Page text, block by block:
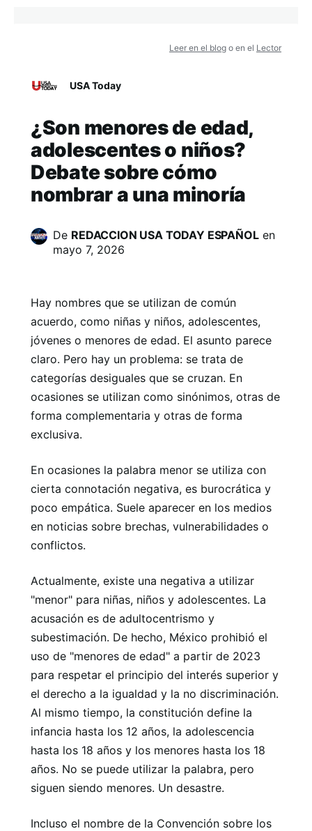
Leer en el blog o en el Lector
USA Today
¿Son menores de edad,
adolescentes o niños?
Debate sobre cómo
nombrar a una minoría
De REDACCION USA TODAY ESPAÑOLen
mayo 7, 2026
Hay nombres que se utilizan de común
acuerdo, como niñas y niños, adolescentes,
jóvenes o menores de edad. El asunto parece
claro. Pero hay un problema: se trata de
categorías desiguales que se cruzan. En
ocasiones se utilizan como sinónimos, otras de
forma complementaria y otras de forma
exclusiva.
En ocasiones la palabra menor se utiliza con
cierta connotación negativa, es burocrática y
poco empática. Suele aparecer en los medios
en noticias sobre brechas, vulnerabilidades o
conflictos.
Actualmente, existe una negativa a utilizar
"menor" para niñas, niños y adolescentes. La
acusación es de adultocentrismo y
subestimación. De hecho, México prohibió el
uso de "menores de edad" a partir de 2023
para respetar el principio del interés superior y
el derecho a la igualdad y la no discriminación.
Al mismo tiempo, la constitución define la
infancia hasta los 12 años, la adolescencia
hasta los 18 años y los menores hasta los 18
años. No se puede utilizar la palabra, pero
siguen siendo menores. Un desastre.
Incluso el nombre de la Convención sobre los